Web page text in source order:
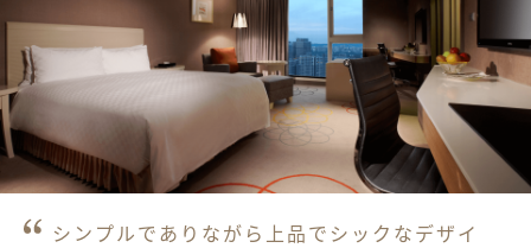
シンプルでありながら上品でシックなデザイ